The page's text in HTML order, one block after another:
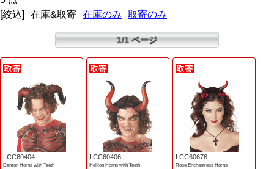
[絞込]
在庫&取寄 在庫のみ 取寄のみ
1/1 ページ
LCC60404
Demon Horns with Teeth
LCC60406
Hellion Horns with Teeth
LCC60676
Rose Enchantress Horns